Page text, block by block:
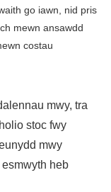
go iawn, nid pris
mewn ansawdd
costau
mwy, tra
stoc fwy
mwy
heb